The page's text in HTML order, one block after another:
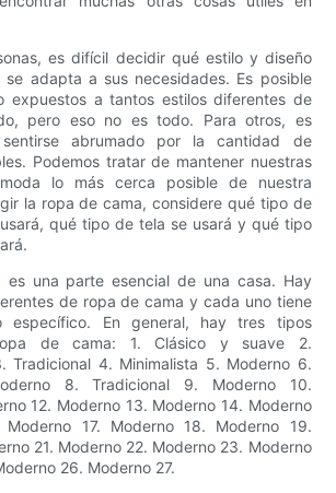
es difícil decidir qué estilo y diseño
adapta a sus necesidades. Es posible
expuestos a tantos estilos diferentes de
pero eso no es todo. Para otros, es
abrumado por la cantidad de
Podemos tratar de mantener nuestras
lo más cerca posible de nuestra
la ropa de cama, considere qué tipo de
qué tipo de tela se usará y qué tipo
una parte esencial de una casa. Hay
de ropa de cama y cada uno tiene
específico. En general, hay tres tipos
de cama: 1. Clásico y suave 2.
Tradicional 4. Minimalista 5. Moderno 6.
8. Tradicional 9. Moderno 10.
12. Moderno 13. Moderno 14. Moderno
17. Moderno 18. Moderno 19.
21. Moderno 22. Moderno 23. Moderno
26. Moderno 27.